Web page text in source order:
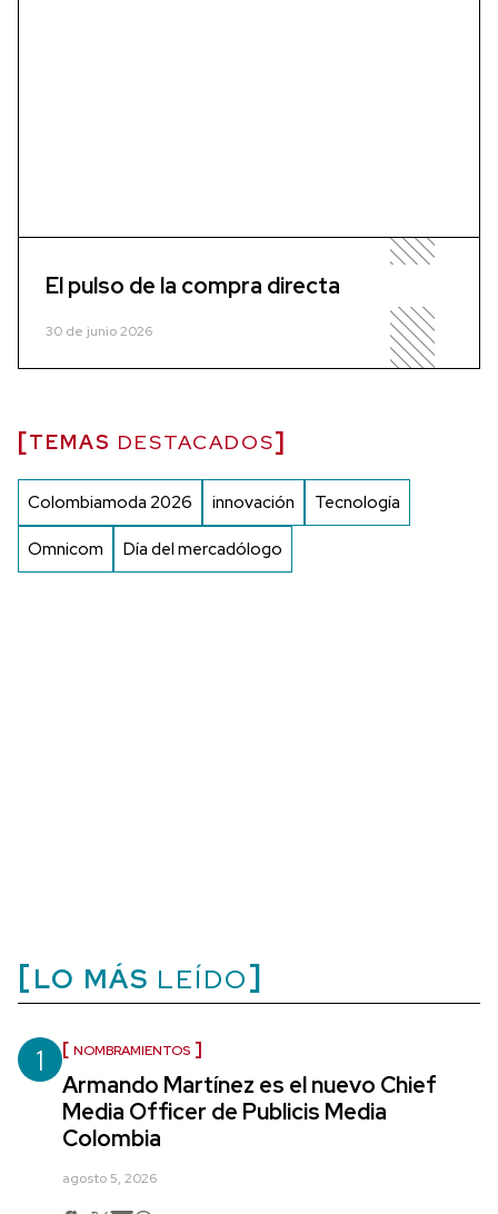
El pulso de la compra directa
30 de junio 2026
TEMAS DESTACADOS
Colombiamoda 2026 innovación Tecnología
Omnicom Día del mercadólogo
LO MÁS LEÍDO
1 NOMBRAMIENTOS
Armando Martínez es el nuevo Chief
Media Officer de Publicis Media
Colombia
agosto 5, 2026